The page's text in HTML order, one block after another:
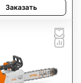
Заказать